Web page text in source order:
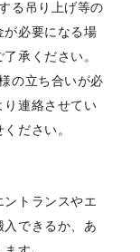
る吊り上げ等の
が必要になる場
承ください。
の立ち合いが必
り連絡させてい
ださい。
ントランスやエ
入できるか、あ